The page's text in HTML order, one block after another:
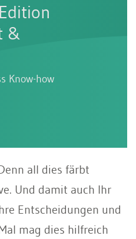
&
Know-how
all dies färbt
Und damit auch Ihr
Entscheidungen und
mag dies hilfreich